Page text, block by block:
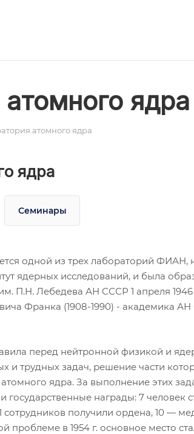
ядра
атомного ядра
ядра
Семинары
одной из трех лабораторий ФИАН,
ядерных исследований, и была
П.Н. Лебедева АН СССР 1 апреля 1946
Франка (1908-1990) - академика
перед нейтронной физикой и
и трудных задач, решение части
ядра. За выполнение этих
государственные награды: 7 человек
сотрудников получили ордена, 10 —
проблеме в 1954 г. основное место